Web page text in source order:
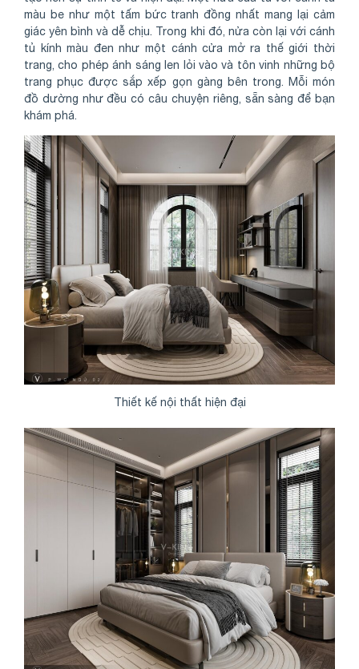
màu be như một tấm bức tranh đồng nhất mang lại cảm
giác yên bình và dễ chịu. Trong khi đó, nửa còn lại với cánh
tủ kính màu đen như một cánh cửa mở ra thế giới thời
trang, cho phép ánh sáng len lỏi vào và tôn vinh những bộ
trang phục được sắp xếp gọn gàng bên trong. Mỗi món
đồ dường như đều có câu chuyện riêng, sẵn sàng để bạn
khám phá.
Thiết kế nội thất hiện đại